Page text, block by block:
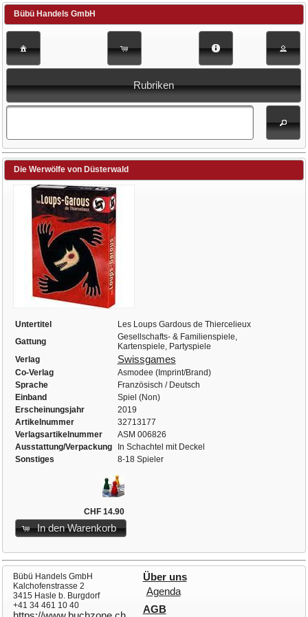
Bübü Handels GmbH
Rubriken
Die Werwölfe von Düsterwald
Untertitel
Les Loups Gardous de Thiercelieux
Gattung
Gesellschafts- & Familienspiele,
Kartenspiele, Partyspiele
Verlag
Swissgames
Co-Verlag
Asmodee (Imprint/Brand)
Sprache
Französisch / Deutsch
Einband
Spiel (Non)
Erscheinungsjahr
2019
Artikelnummer
32713177
Verlagsartikelnummer
ASM 006826
Ausstattung/Verpackung
In Schachtel mit Deckel
Sonstiges
8-18 Spieler
CHF 14.90
In den Warenkorb
Bübü Handels GmbH
Kalchofenstrasse 2
3415 Hasle b. Burgdorf
+41 34 461 10 40
Über uns
Agenda
AGB